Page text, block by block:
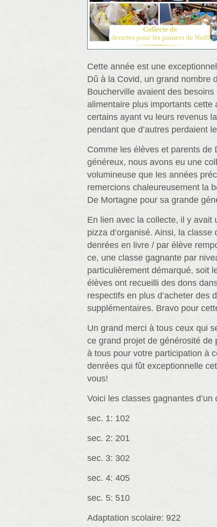
Cette année est une
Dû à la Covid, un grand nombre
Boucherville avaient des
alimentaire plus importants cette
certains ayant vu leurs revenus
pendant que d’autres perdaient
Comme les élèves et parents de
généreux, nous avons eu une
volumineuse que les années
remercions chaleureusement la
De Mortagne pour sa grande
En lien avec la collecte, il y avait
pizza d’organisé. Ainsi, la
denrées en livre / par élève
ce, une classe gagnante par
particulièrement démarqué, soit
élèves ont recueilli des dons
respectifs en plus d’acheter des
supplémentaires. Bravo pour
Un grand merci à tous ceux qui
ce grand projet de générosité de
à tous pour votre participation à
denrées qui fût exceptionnelle
vous!
Voici les classes gagnantes d’un
sec. 1: 102
sec. 2: 201
sec. 3: 302
sec. 4: 405
sec. 5: 510
Adaptation scolaire: 922